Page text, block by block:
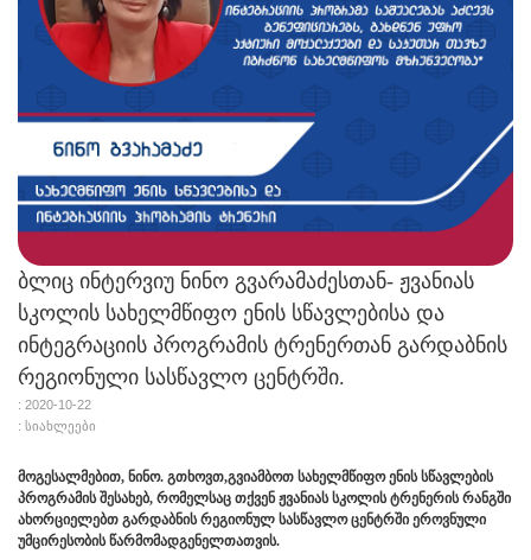
ბლიც ინტერვიუ ნინო გვარამაძესთან- ჟვანიას
სკოლის სახელმწიფო ენის სწავლებისა და
ინტეგრაციის პროგრამის ტრენერთან გარდაბნის
რეგიონული სასწავლო ცენტრში.
: 2020-10-22
: სიახლეები
მოგესალმებით, ნინო. გთხოვთ,გვიამბოთ სახელმწიფო ენის სწავლების
პროგრამის შესახებ, რომელსაც თქვენ ჟვანიას სკოლის ტრენერის რანგში
ახორციელებთ გარდაბნის რეგიონულ სასწავლო ცენტრში ეროვნული
უმცირესობის წარმომადგენელთათვის.